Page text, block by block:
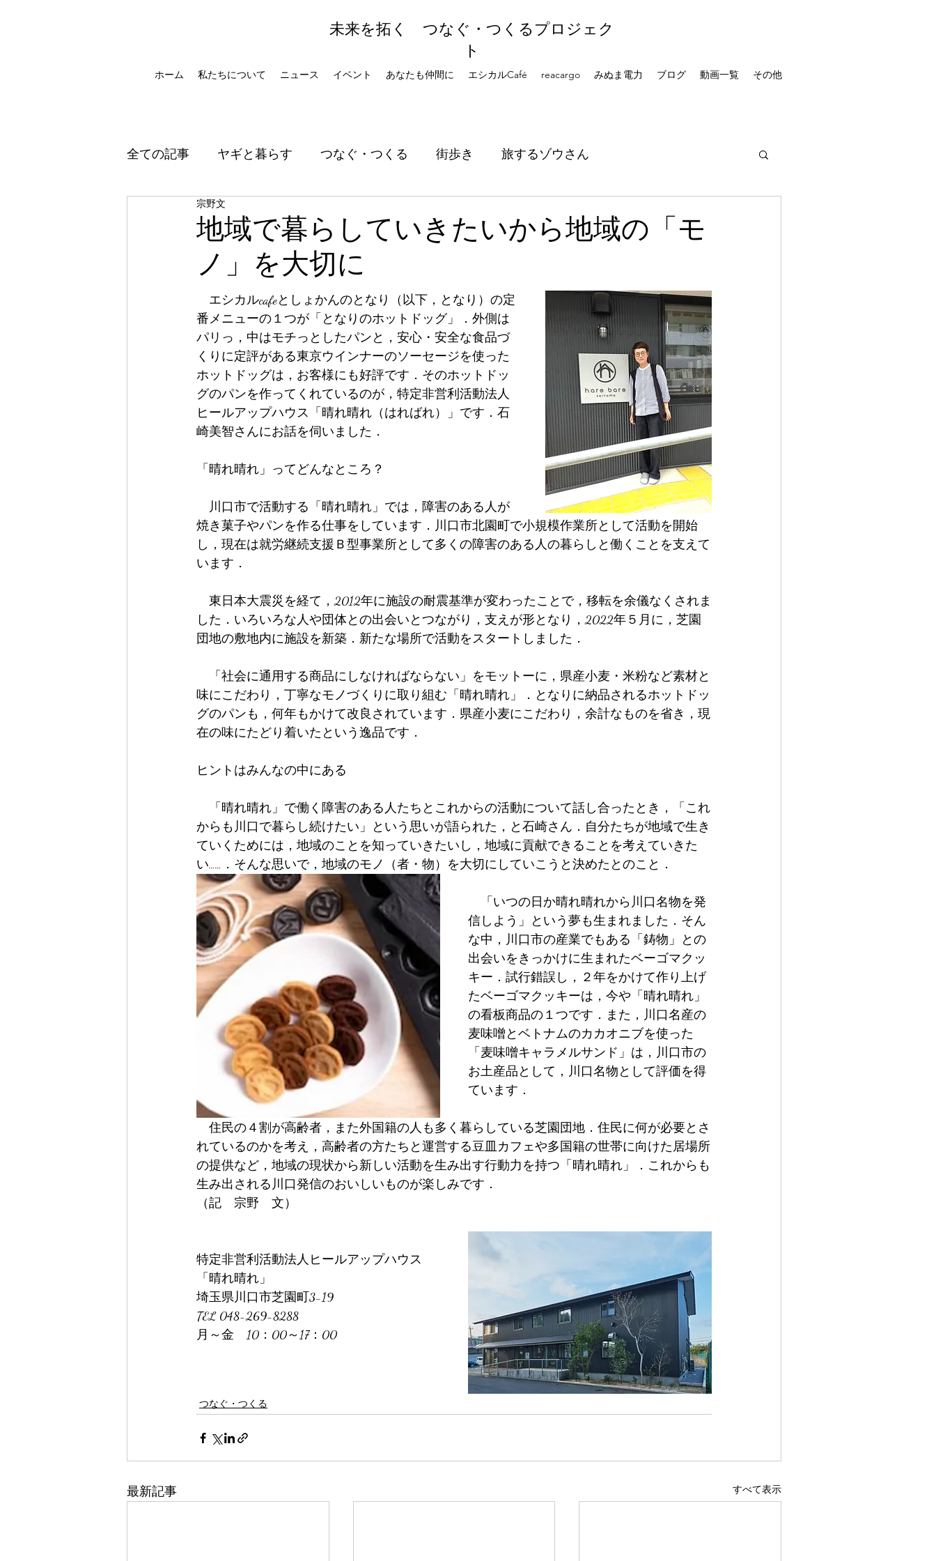
未来を拓く つなぐ・つくるプロジェク
ト
ホーム 私たちについて ニュース イベント あなたも仲間に エシカルCafé reacargo みぬま電力 ブログ 動画一覧 その他
全ての記事 ヤギと暮らす つなぐ・つくる 街歩き 旅するゾウさん
地域で暮らしていきたいから地域の「モ
ノ」を大切に
宗野文
エシカルcafeとしょかんのとなり（以下，となり）の定
番メニューの１つが「となりのホットドッグ」．外側は
パリっ，中はモチっとしたパンと，安心・安全な食品づ
くりに定評がある東京ウインナーのソーセージを使った
ホットドッグは，お客様にも好評です．そのホットドッ
グのパンを作ってくれているのが，特定非営利活動法人
ヒールアップハウス「晴れ晴れ（はればれ）」です．石
崎美智さんにお話を伺いました．
「晴れ晴れ」ってどんなところ？
川口市で活動する「晴れ晴れ」では，障害のある人が
焼き菓子やパンを作る仕事をしています．川口市北園町で小規模作業所として活動を開始
し，現在は就労継続支援Ｂ型事業所として多くの障害のある人の暮らしと働くことを支えて
います．
東日本大震災を経て，2012年に施設の耐震基準が変わったことで，移転を余儀なくされま
した．いろいろな人や団体との出会いとつながり，支えが形となり，2022年５月に，芝園
団地の敷地内に施設を新築．新たな場所で活動をスタートしました．
「社会に通用する商品にしなければならない」をモットーに，県産小麦・米粉など素材と
味にこだわり，丁寧なモノづくりに取り組む「晴れ晴れ」．となりに納品されるホットドッ
グのパンも，何年もかけて改良されています．県産小麦にこだわり，余計なものを省き，現
在の味にたどり着いたという逸品です．
ヒントはみんなの中にある
「晴れ晴れ」で働く障害のある人たちとこれからの活動について話し合ったとき，「これ
からも川口で暮らし続けたい」という思いが語られた，と石崎さん．自分たちが地域で生き
ていくためには，地域のことを知っていきたいし，地域に貢献できることを考えていきた
い……．そんな思いで，地域のモノ（者・物）を大切にしていこうと決めたとのこと．
「いつの日か晴れ晴れから川口名物を発
信しよう」という夢も生まれました．そん
な中，川口市の産業でもある「鋳物」との
出会いをきっかけに生まれたベーゴマクッ
キー．試行錯誤し，２年をかけて作り上げ
たベーゴマクッキーは，今や「晴れ晴れ」
の看板商品の１つです．また，川口名産の
麦味噌とベトナムのカカオニブを使った
「麦味噌キャラメルサンド」は，川口市の
お土産品として，川口名物として評価を得
ています．
住民の４割が高齢者，また外国籍の人も多く暮らしている芝園団地．住民に何が必要とさ
れているのかを考え，高齢者の方たちと運営する豆皿カフェや多国籍の世帯に向けた居場所
の提供など，地域の現状から新しい活動を生み出す行動力を持つ「晴れ晴れ」．これからも
生み出される川口発信のおいしいものが楽しみです．
（記　宗野　文）
特定非営利活動法人ヒールアップハウス
「晴れ晴れ」
埼玉県川口市芝園町3-19
TEL 048-269-8288
月～金　10：00～17：00
つなぐ・つくる
最新記事 すべて表示